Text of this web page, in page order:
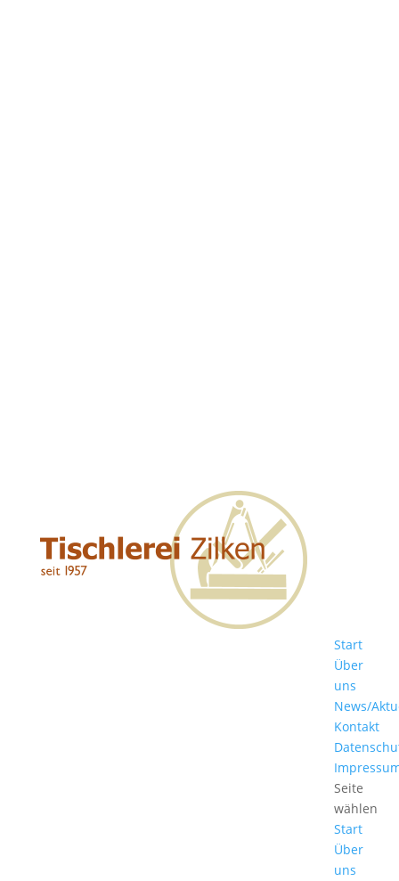
Start
Über
uns
News/
Kontakt
Seite
wählen
Start
Über
uns